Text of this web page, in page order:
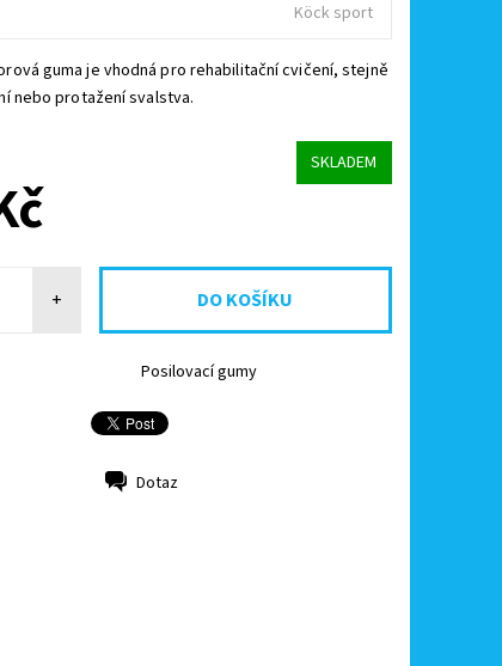
Köck sport
guma je vhodná pro rehabilitační cvičení, stejně
nebo protažení svalstva.
SKLADEM
+
Posilovací gumy
Dotaz